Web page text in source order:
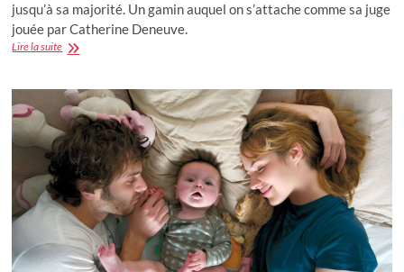
jusqu’à sa majorité. Un gamin auquel on s’attache comme sa juge
jouée par Catherine Deneuve.
Lire la suiteLa
:
la
révélation
du
jeune
acteur
Rod
Paradot